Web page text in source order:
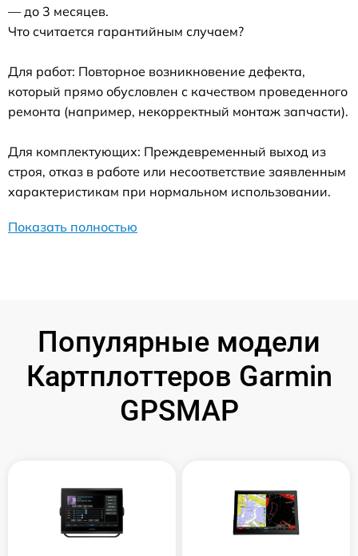
— до 3 месяцев.
Что считается гарантийным случаем?
Для работ: Повторное возникновение дефекта,
который прямо обусловлен с качеством проведенного
ремонта (например, некорректный монтаж запчасти).
Для комплектующих: Преждевременный выход из
строя, отказ в работе или несоответствие заявленным
характеристикам при нормальном использовании.
Показать полностью
Популярные модели
Картплоттеров Garmin
GPSMAP